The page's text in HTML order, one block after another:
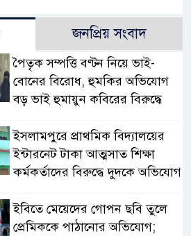
জনপ্রিয় সংবাদ
পৈতৃক সম্পত্তি বণ্টন নিয়ে ভাই-
বোনের বিরোধ, হুমকির অভিযোগ
বড় ভাই হুমায়ুন কবিরের বিরুদ্ধে
​ইসলামপুরে প্রাথমিক বিদ্যালয়ের
ইন্টারনেট টাকা আত্মসাত শিক্ষা
কর্মকর্তাদের বিরুদ্ধে দুদকে অভিযোগ
ইবিতে মেয়েদের গোপন ছবি তুলে
প্রেমিককে পাঠানোর অভিযোগ;